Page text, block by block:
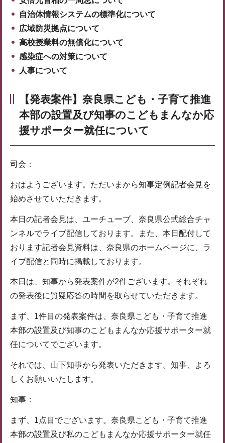
自治体情報システムの標準化について
広域防災拠点について
高校授業料の無償化について
感染症への対策について
人事について
【発表案件】奈良県こども・子育て推進
本部の設置及び知事のこどもまんなか応
援サポーター就任について
司会：
おはようございます。ただいまから知事定例記者会見を
始めさせていただきます。
本日の記者会見は、ユーチューブ、奈良県公式総合チャ
ンネルでライブ配信しております。また、本日配付して
おります記者会見資料は、奈良県のホームページに、ラ
イブ配信と同時に掲載しております。
本日は、知事から発表案件が2件ございます。それぞれ
の発表後に質疑応答の時間を取らせていただきます。
まず、1件目の発表案件は、奈良県こども・子育て推進
本部の設置及び知事のこどもまんなか応援サポーター就
任についてでございます。
それでは、山下知事から発表いただきます。知事、よろ
しくお願いいたします。
知事：
まず、1点目でございます。奈良県こども・子育て推進
本部の設置及び私のこどもまんなか応援サポーター就任